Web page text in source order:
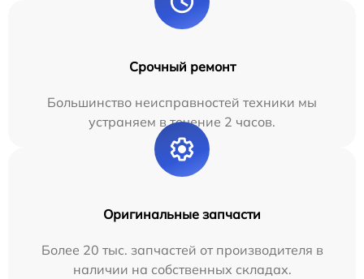
Срочный ремонт
Большинство неисправностей техники мы
устраняем в течение 2 часов.
Оригинальные запчасти
Более 20 тыс. запчастей от производителя в
наличии на собственных складах.